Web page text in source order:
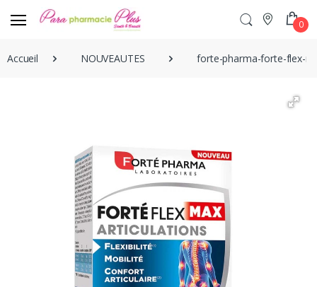
0
Accueil NOUVEAUTES forte-pharma-forte-flex-